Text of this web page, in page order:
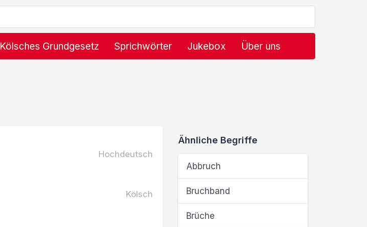
Kölsches Grundgesetz Sprichwörter Jukebox Über uns
Hochdeutsch
Kölsch
Ähnliche Begriffe
Abbruch
Bruchband
Brüche